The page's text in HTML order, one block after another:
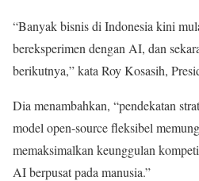
“Banyak bisnis di Indonesia kini
bereksperimen dengan AI, dan
berikutnya,” kata Roy Kosasih,
Dia menambahkan, “pendekatan
model open-source fleksibel
memaksimalkan keunggulan
AI berpusat pada manusia.”